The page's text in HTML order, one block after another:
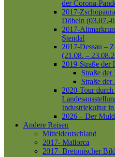
der Corona-
2017-
Döbeln (03.07.-
2017-
Stendal
2017-Dessau –
(21.08. –
2019-Straße der
Straße
Straße der
2020-Tour durch
Industriekultur in
2026 – Der
Andere Reisen
Mitteldeutschland
2017- Mallorca
2017- Bretonischer